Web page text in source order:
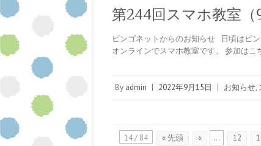
第244回スマホ教室（
ビンゴネットからのお知らせ 日頃はビ
オンラインでスマホ教室です。 参加は
By admin | 2022年9月15日 | お知らせ,
14 / 84 « 先頭 « ... 12